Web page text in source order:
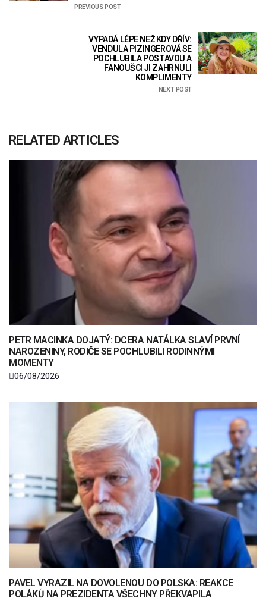
PREVIOUS POST
VYPADÁ LÉPE NEŽ KDY DŘÍV:
VENDULA PIZINGEROVÁ SE
POCHLUBILA POSTAVOU A
FANOUŠCI JI ZAHRNULI
KOMPLIMENTY
NEXT POST
RELATED ARTICLES
PETR MACINKA DOJATÝ: DCERA NATÁLKA SLAVÍ PRVNÍ
NAROZENINY, RODIČE SE POCHLUBILI RODINNÝMI
MOMENTY
06/08/2026
PAVEL VYRAZIL NA DOVOLENOU DO POLSKA: REAKCE
POLÁKŮ NA PREZIDENTA VŠECHNY PŘEKVAPILA